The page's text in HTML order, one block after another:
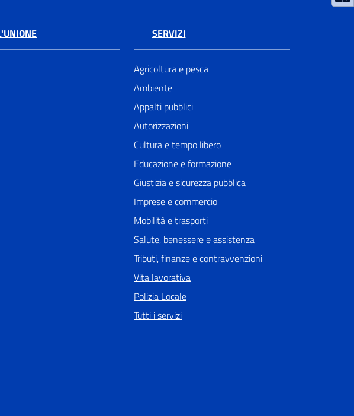
SERVIZI
Agricoltura e pesca
Ambiente
Appalti pubblici
Autorizzazioni
Cultura e tempo libero
Educazione e formazione
Giustizia e sicurezza pubblica
Imprese e commercio
Mobilità e trasporti
Salute, benessere e assistenza
Tributi, finanze e contravvenzioni
Vita lavorativa
Polizia Locale
Tutti i servizi